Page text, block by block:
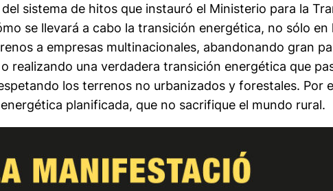
sistema de hitos que instauró el Ministerio para la
se llevará a cabo la transición energética, no sólo en
a empresas multinacionales, abandonando gran
una verdadera transición energética que
los terrenos no urbanizados y forestales. Por
planificada, que no sacrifique el mundo rural.